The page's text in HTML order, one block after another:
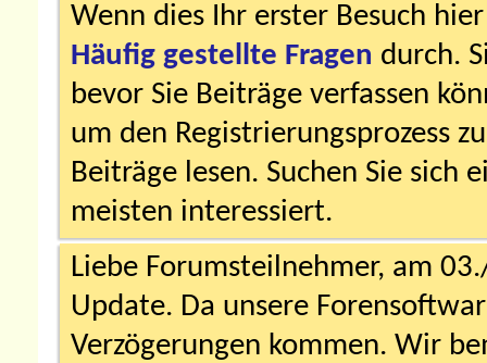
Wenn dies Ihr erster Besuch
Häufig gestellte Fragen durch.
bevor Sie Beiträge verfassen
um den Registrierungsprozess
Beiträge lesen. Suchen Sie sich
meisten interessiert.
Liebe Forumsteilnehmer, am
Update. Da unsere
Verzögerungen kommen. Wir